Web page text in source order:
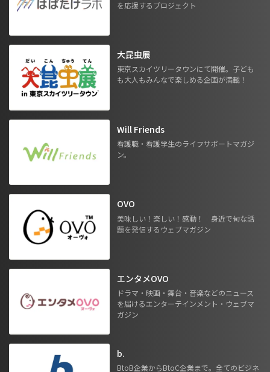
を応援するプロジェクト
大昆虫展
東京スカイツリータウンにて開催。子ども
も大人もみんなで楽しめる企画が満載！
Will Friends
看護職・看護学生のライフサポートマガジ
ン。
OVO
美味しい！楽しい！感動！ 身近で旬な話
題を発信するウェブマガジン
エンタメOVO
ドラマ・映画・舞台・音楽などのニュース
を届けるエンターテインメント・ウェブマ
ガジン
b.
BtoB企業からBtoC企業まで。全てのビジネ